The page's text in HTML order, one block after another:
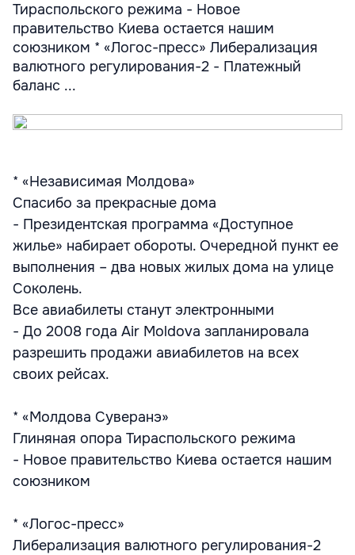
Тираспольского режима - Новое
правительство Киева остается нашим
союзником * «Логос-пресс» Либерализация
валютного регулирования-2 - Платежный
баланс ...
* «Независимая Молдова»
Спасибо за прекрасные дома
- Президентская программа «Доступное
жилье» набирает обороты. Очередной пункт ее
выполнения – два новых жилых дома на улице
Соколень.
Все авиабилеты станут электронными
- До 2008 года Air Moldova запланировала
разрешить продажи авиабилетов на всех
своих рейсах.
* «Молдова Суверанэ»
Глиняная опора Тираспольского режима
- Новое правительство Киева остается нашим
союзником
* «Логос-пресс»
Либерализация валютного регулирования-2